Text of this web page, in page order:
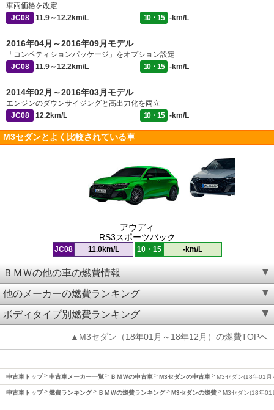
車両価格を改定
JC08
11.9～12.2km/L 10・15 -km/L
2016年04月～2016年09月モデル
「コンペティションパッケージ」をオプション設定
JC08
11.9～12.2km/L 10・15 -km/L
2014年02月～2016年03月モデル
エンジンのダウンサイジングと高出力化を両立
JC08
12.2km/L 10・15 -km/L
M3セダンとよく比較されている車
アウディ
RS3スポーツバック
JC08 11.0km/L 10・15 -km/L
ＢＭＷの他の車の燃費情報
他のメーカーの燃費ランキング
ボディタイプ別燃費ランキング
▲M3セダン（18年01月～18年12月）の燃費TOPへ
中古車トップ 中古車メーカー一覧 ＢＭＷの中古車 M3セダンの中古車 M3セダン(18年01
中古車トップ 燃費ランキング ＢＭＷの燃費ランキング M3セダンの燃費 M3セダン(18年